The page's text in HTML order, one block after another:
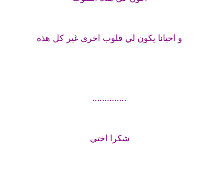
و احيانا يكون لي قلوب اخرى غير كل هذه
..............
شكرا اختي